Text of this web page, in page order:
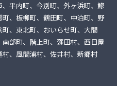
平内町、今別町、外ヶ浜町、鰺
、板柳町、鶴田町、中泊町、野
、東北町、おいらせ町、大間
部町、階上町、蓬田村、西目屋
、風間浦村、佐井村、新郷村